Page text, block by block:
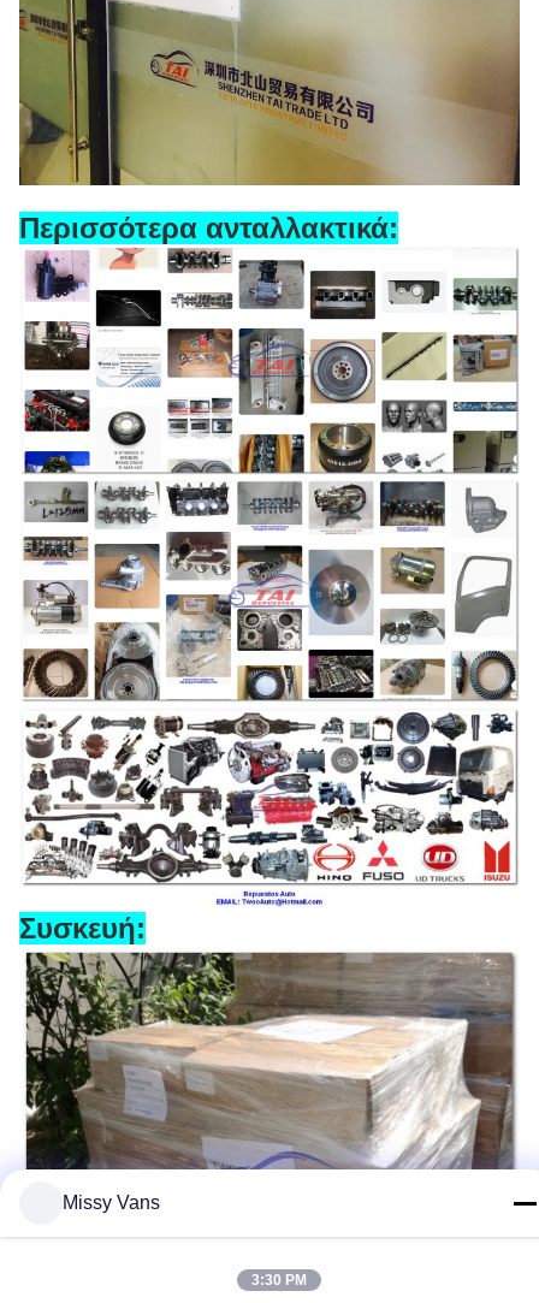
Περισσότερα ανταλλακτικά:
Συσκευή:
Missy Vans
3:30 PM